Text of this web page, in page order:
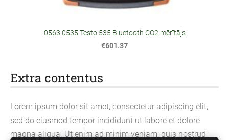
Extra contentus
Lorem ipsum dolor sit amet, consectetur adipiscing elit,
sed do eiusmod tempor incididunt ut labore et dolore
magna aliqua. Ut enim ad minim veniam, quis nostrud
0563 0535 Testo 535 Bluetooth CO2 mērītājs
€601.37